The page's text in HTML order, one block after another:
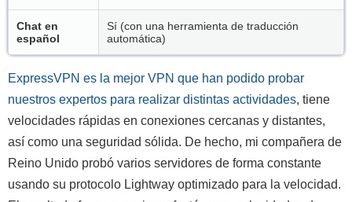
Chat en
español
Sí (con una herramienta de traducción
automática)
ExpressVPN es la mejor VPN que han podido probar
nuestros expertos para realizar distintas actividades, tiene
velocidades rápidas en conexiones cercanas y distantes,
así como una seguridad sólida. De hecho, mi compañera de
Reino Unido probó varios servidores de forma constante
usando su protocolo Lightway optimizado para la velocidad.